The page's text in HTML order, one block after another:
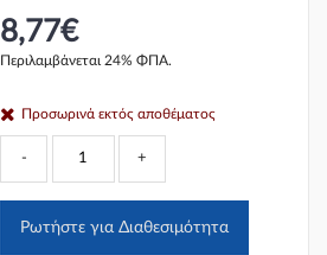
8,77€
Περιλαμβάνεται 24% ΦΠΑ.
Προσωρινά εκτός αποθέματος
- +
Ρωτήστε για Διαθεσιμότητα